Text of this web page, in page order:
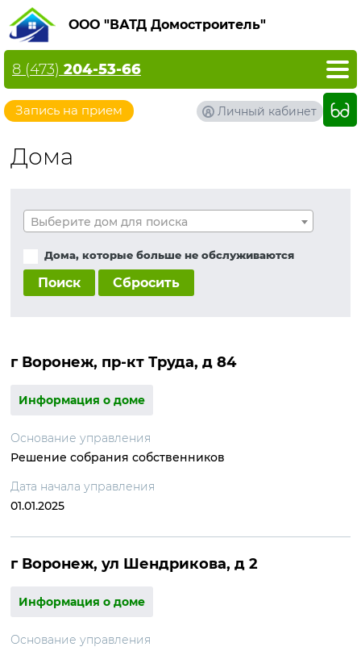
ООО "ВАТД Домостроитель"
Запись на прием
8 (473) 204-53-66
Личный кабинет
Дома
Выберите дом для поиска
Дома, которые больше не обслуживаются
Поиск Сбросить
г Воронеж, пр-кт Труда, д 84
Информация о доме
Основание управления
Решение собрания собственников
Дата начала управления
01.01.2025
г Воронеж, ул Шендрикова, д 2
Информация о доме
Основание управления